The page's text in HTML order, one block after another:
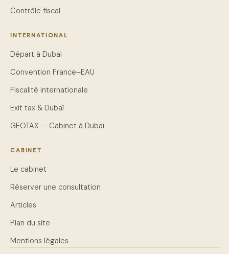
Contrôle fiscal
INTERNATIONAL
Départ à Dubaï
Convention France–EAU
Fiscalité internationale
Exit tax & Dubaï
GEOTAX — Cabinet à Dubaï
CABINET
Le cabinet
Réserver une consultation
Articles
Plan du site
Mentions légales